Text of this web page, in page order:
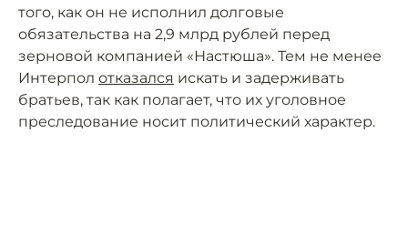
того, как он не исполнил долговые
обязательства на 2,9 млрд рублей перед
зерновой компанией «Настюша». Тем не менее
Интерпол отказался искать и задерживать
братьев, так как полагает, что их уголовное
преследование носит политический характер.